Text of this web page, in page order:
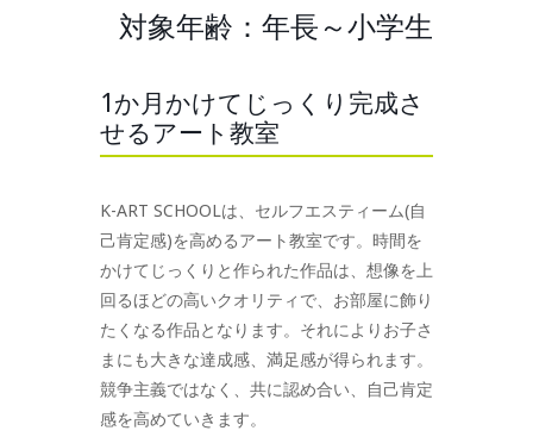
対象年齢：年長～小学生
1か月かけてじっくり完成さ
せるアート教室
K-ART SCHOOLは、セルフエスティーム(自
己肯定感)を高めるアート教室です。時間を
かけてじっくりと作られた作品は、想像を上
回るほどの高いクオリティで、お部屋に飾り
たくなる作品となります。それによりお子さ
まにも大きな達成感、満足感が得られます。
競争主義ではなく、共に認め合い、自己肯定
感を高めていきます。